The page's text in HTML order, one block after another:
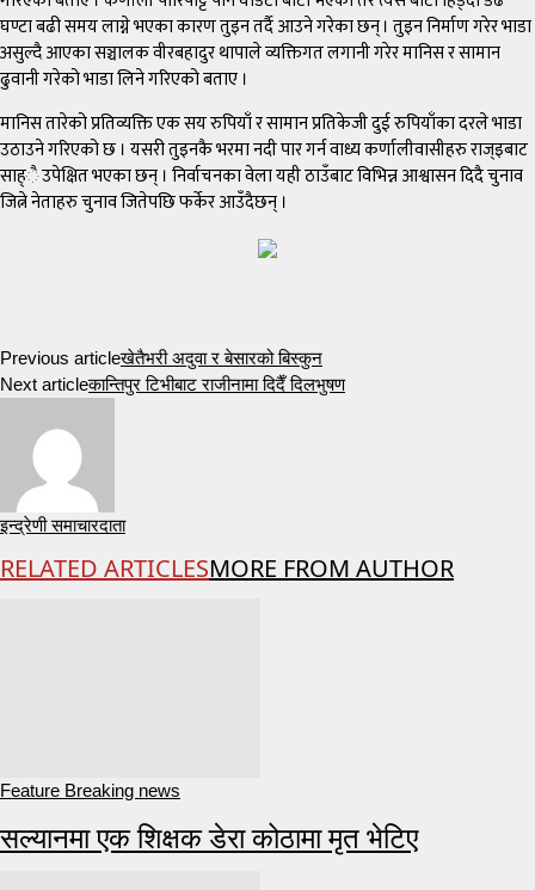
घण्टा बढी समय लाग्ने भएका कारण तुइन तर्दै आउने गरेका छन् । तुइन निर्माण गरेर भाडा
असुल्दै आएका सञ्चालक वीरबहादुर थापाले व्यक्तिगत लगानी गरेर मानिस र सामान
ढुवानी गरेको भाडा लिने गरिएको बताए ।
मानिस तारेको प्रतिव्यक्ति एक सय रुपियाँ र सामान प्रतिकेजी दुई रुपियाँका दरले भाडा
उठाउने गरिएको छ । यसरी तुइनकै भरमा नदी पार गर्न वाध्य कर्णालीवासीहरु राज्इबाट
साह्ै उपेक्षित भएका छन् । निर्वाचनका वेला यही ठाउँबाट विभिन्न आश्वासन दिदै चुनाव
जित्ने नेताहरु चुनाव जितेपछि फर्केर आउँदैछन् ।
Previous articleखेतैभरी अदुवा र बेसारको बिस्कुन
Next articleकान्तिपुर टिभीबाट राजीनामा दिदैँ दिलभुषण
इन्द्रेणी समाचारदाता
RELATED ARTICLESMORE FROM AUTHOR
Feature Breaking news
सल्यानमा एक शिक्षक डेरा कोठामा मृत भेटिए